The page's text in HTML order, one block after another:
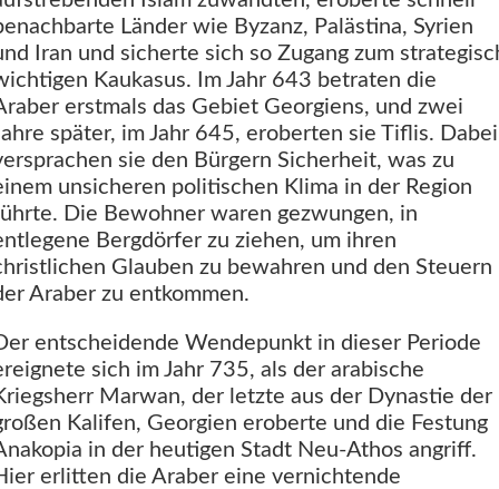
Länder wie Byzanz, Palästina, Syrien
Iran und sicherte sich so Zugang zum
Kaukasus. Im Jahr 643 betraten die
erstmals das Gebiet Georgiens, und zwei
später, im Jahr 645, eroberten sie Tiflis. Dabei
sie den Bürgern Sicherheit, was zu
unsicheren politischen Klima in der Region
Die Bewohner waren gezwungen, in
Bergdörfer zu ziehen, um ihren
Glauben zu bewahren und den Steuern
Araber zu entkommen.
entscheidende Wendepunkt in dieser Periode
sich im Jahr 735, als der arabische
Marwan, der letzte aus der Dynastie der
Kalifen, Georgien eroberte und die Festung
in der heutigen Stadt Neu-Athos angriff.
erlitten die Araber eine vernichtende